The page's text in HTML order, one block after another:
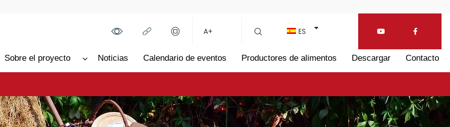
A+ ES
Sobre el proyecto Noticias Calendario de eventos Productores de alimentos Descargar Contacto